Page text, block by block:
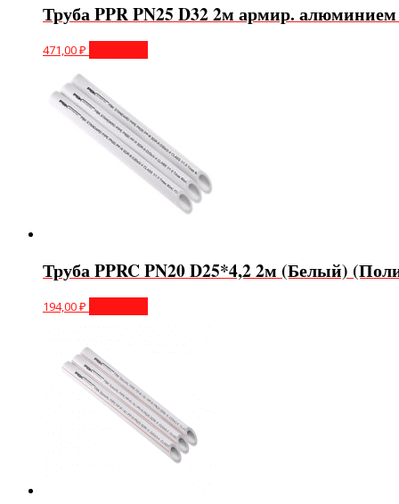
Труба PPR PN25 D32 2м армир.
471,00₽
Труба PPRC PN20 D25*4,2 2м (Белый)
194,00₽